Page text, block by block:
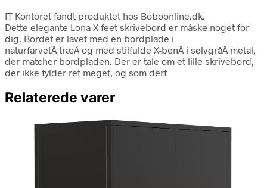
IT Kontoret fandt produktet hos Boboonline.dk.
Dette elegante Lona X-feet skrivebord er måske noget for
dig. Bordet er lavet med en bordplade i
naturfarvetÂ træÂ og med stilfulde X-benÂ i sølvgråÂ metal,
der matcher bordpladen. Der er tale om et lille skrivebord,
der ikke fylder ret meget, og som derf
Relaterede varer